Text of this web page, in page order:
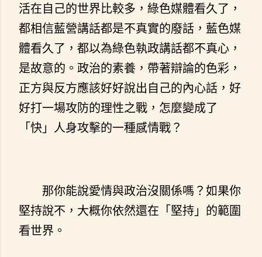
活在自己的世界比較多，綠色媒體看久了，
都相信藍營講話都是不真實的廢話，藍色媒
體看久了，都以為綠色執政講話都不真心，
是故意的。政治的素養，帶著辯論的色彩，
正方與反方應該好好說出自己的內心話，好
好打一場攻防的理性之戰，怎麼變成了
「快」人身攻擊的一種感情戰？
那你能說愛情與政治沒關係嗎？如果你
堅持說不，大概你依然還在「堅持」的範圍
看世界。